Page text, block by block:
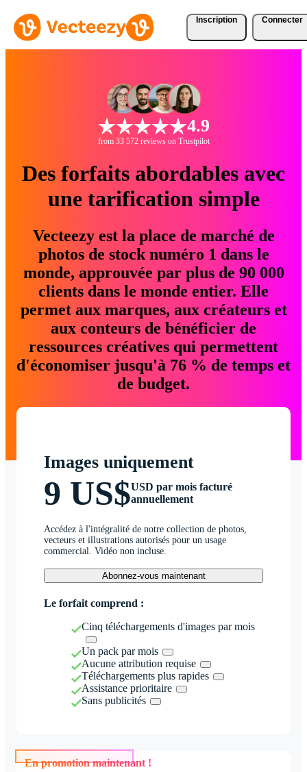
Inscription Connecter
4.9
from 33 572 reviews on Trustpilot
Des forfaits abordables avec
une tarification simple
Vecteezy est la place de marché de
photos de stock numéro 1 dans le
monde, approuvée par plus de 90 000
clients dans le monde entier. Elle
permet aux marques, aux créateurs et
aux conteurs de bénéficier de
ressources créatives qui permettent
d'économiser jusqu'à 76 % de temps et
de budget.
Images uniquement
9 US$USD par mois facturé
annuellement
Accédez à l'intégralité de notre collection de photos,
vecteurs et illustrations autorisés pour un usage
commercial. Vidéo non incluse.
Abonnez-vous maintenant
Le forfait comprend :
Cinq téléchargements d'images par mois
Un pack par mois
Aucune attribution requise
Téléchargements plus rapides
Assistance prioritaire
Sans publicités
En promotion maintenant !